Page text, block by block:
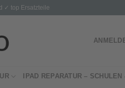
✓ top Ersatzteile
IPAD REPARATUR –